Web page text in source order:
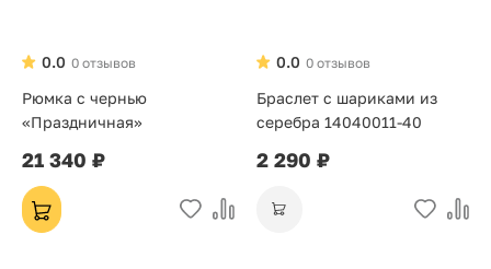
0 отзывов
0.0
Рюмка с чернью
«Праздничная»
21 340 ₽
0 отзывов
0.0
Браслет с шариками из
серебра 14040011-40
2 290 ₽